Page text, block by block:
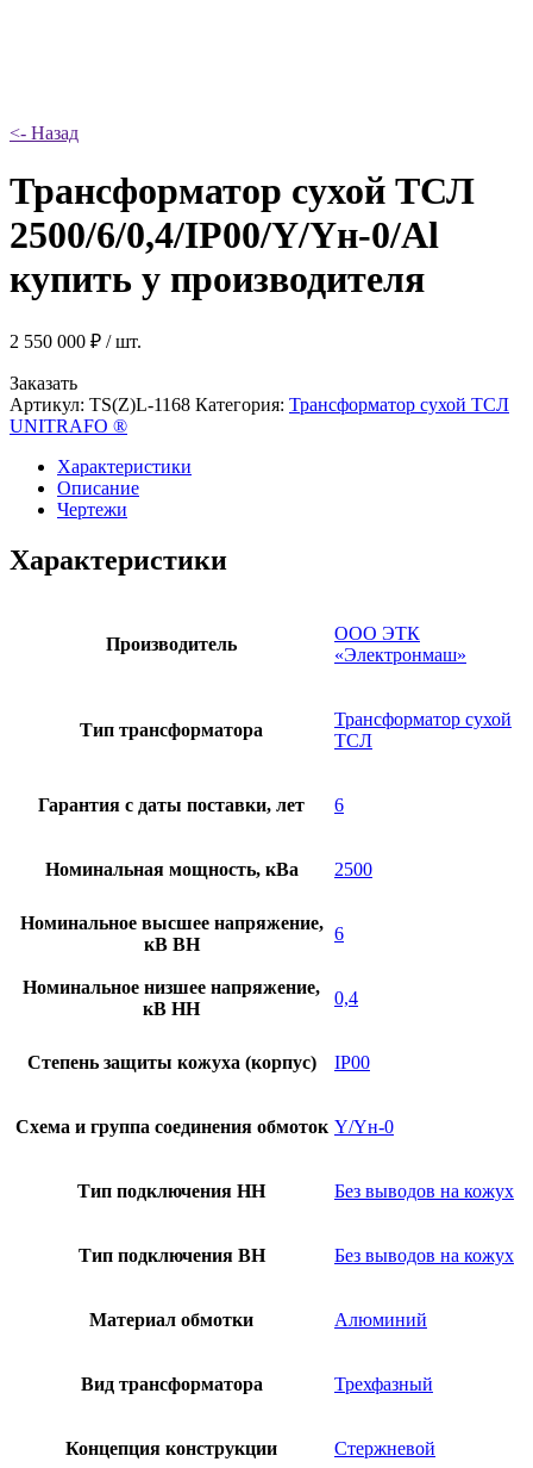
<- Назад
Трансформатор сухой ТСЛ
2500/6/0,4/IP00/Y/Yн-0/Al
купить у производителя
2 550 000 ₽ / шт.
Заказать
Артикул: TS(Z)L-1168 Категория: Трансформатор сухой ТСЛ
UNITRAFO ®
Характеристики
Описание
Чертежи
Характеристики
Производитель
ООО ЭТК
«Электронмаш»
Тип трансформатора
Трансформатор сухой
ТСЛ
Гарантия с даты поставки, лет 6
Номинальная мощность, кВа 2500
Номинальное высшее напряжение,
кВ ВН
6
Номинальное низшее напряжение,
кВ НН
0,4
Степень защиты кожуха (корпус) IP00
Схема и группа соединения обмоток Y/Yн-0
Тип подключения НН Без выводов на кожух
Тип подключения ВН Без выводов на кожух
Материал обмотки Алюминий
Вид трансформатора Трехфазный
Концепция конструкции Стержневой